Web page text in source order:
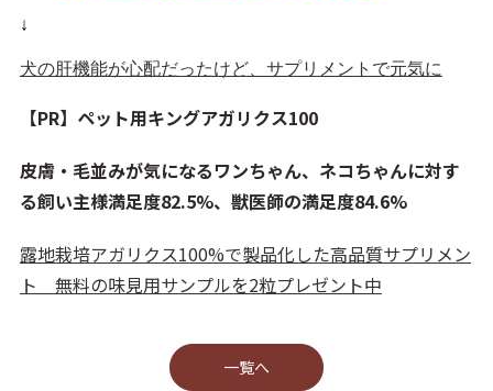
↓
犬の肝機能が心配だったけど、サプリメントで元気に
【PR】ペット用キングアガリクス100
皮膚・毛並みが気になるワンちゃん、ネコちゃんに対す
る飼い主様満足度82.5%、獣医師の満足度84.6%
露地栽培アガリクス100%で製品化した高品質サプリメン
ト 無料の味見用サンプルを2粒プレゼント中
⼀覧へ